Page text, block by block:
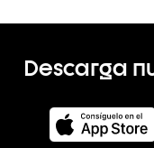
Descarga